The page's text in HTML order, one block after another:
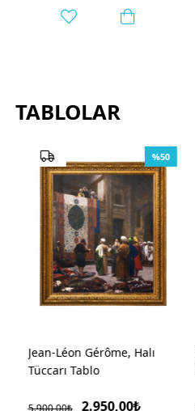
TABLOLAR
Jean-Léon Gérôme, Halı
Tüccarı Tablo
2.950,00₺
%50